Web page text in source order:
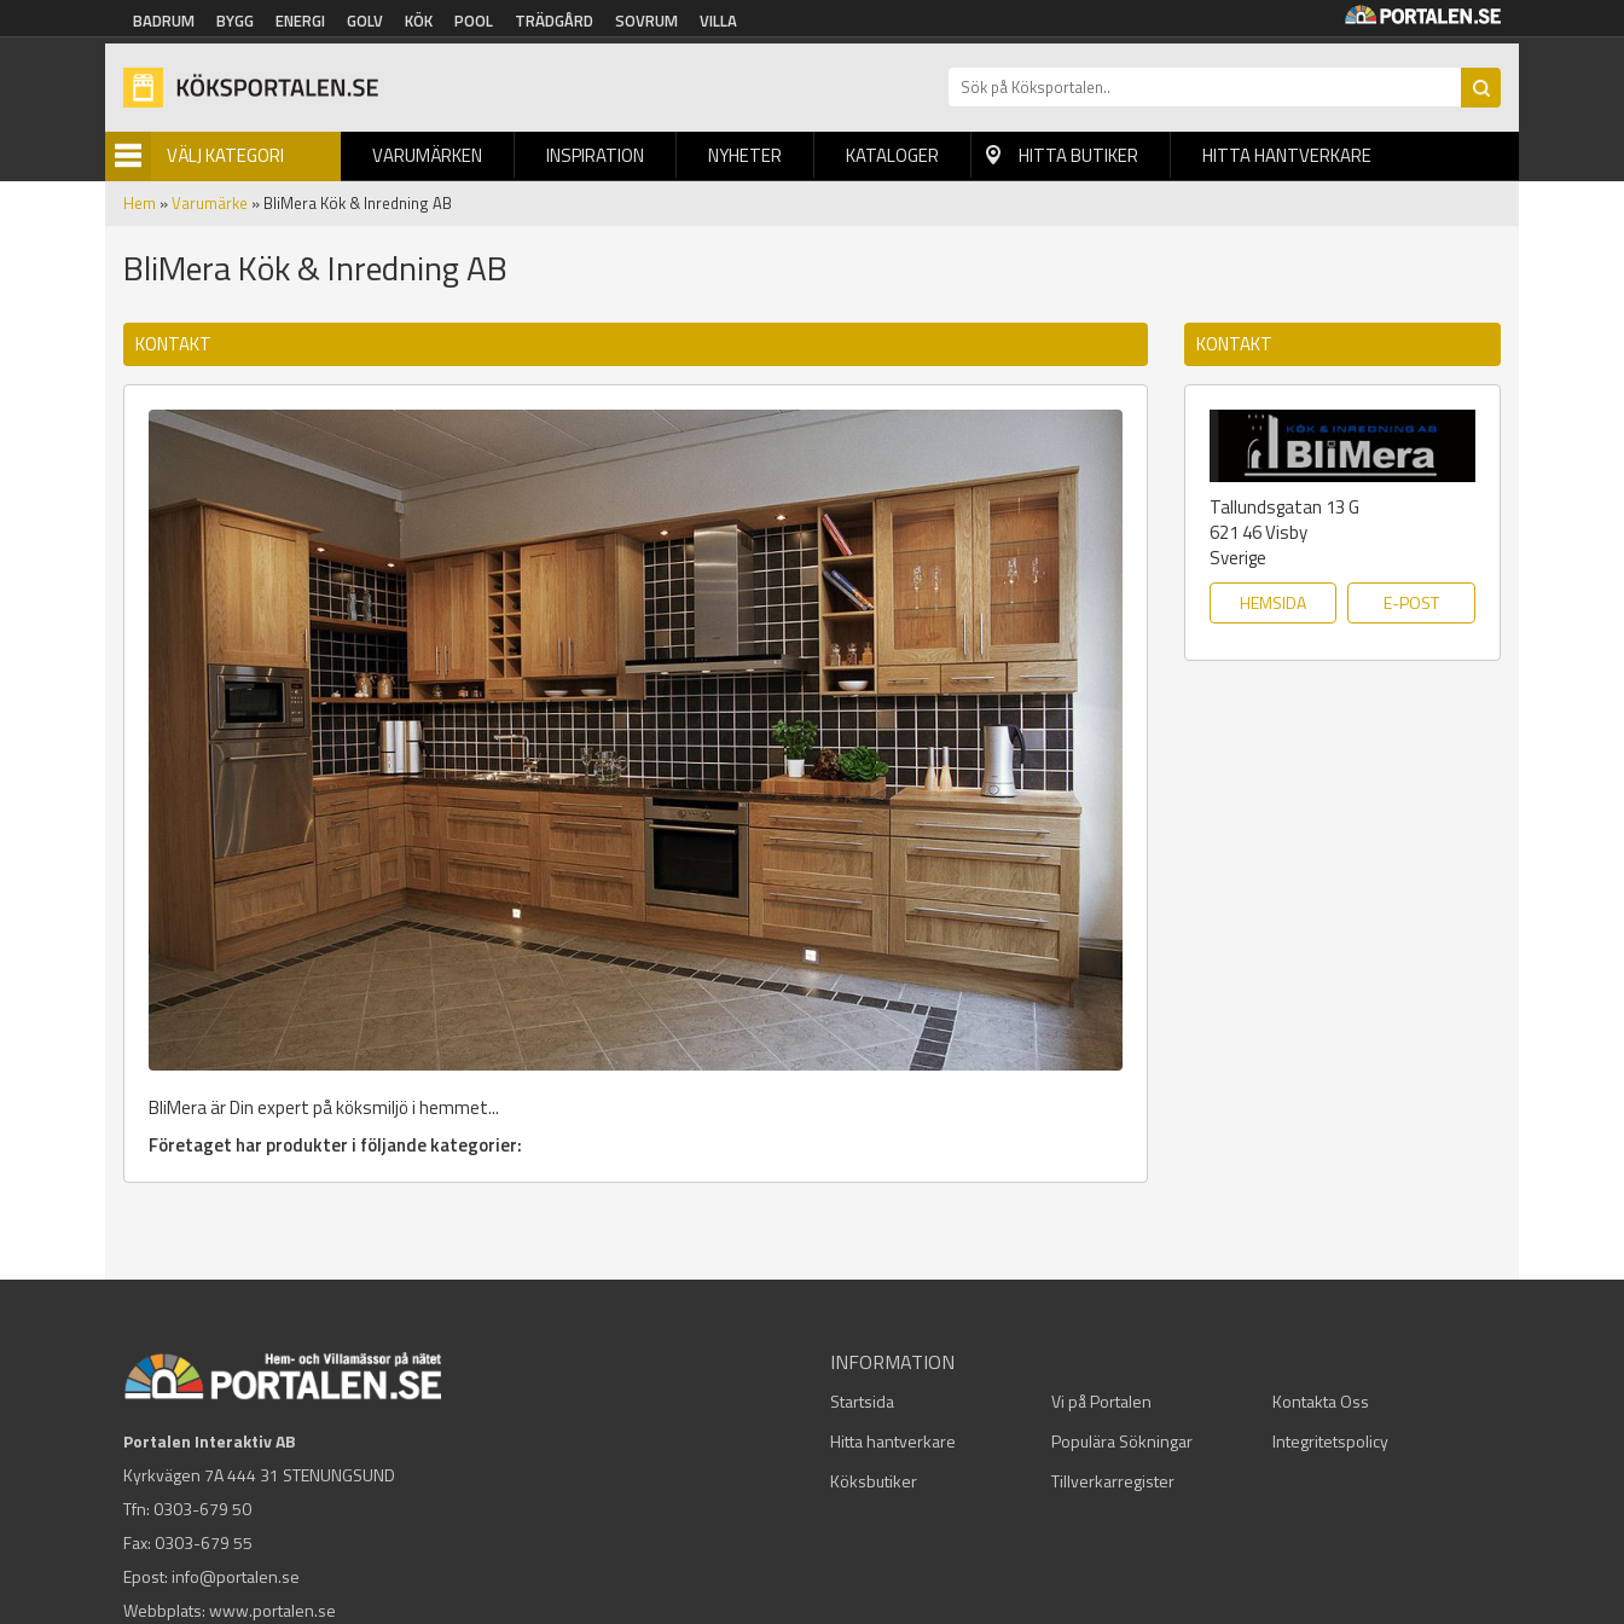
Hoppa till huvudinnehåll
BADRUM BYGG ENERGI GOLV KÖK POOL TRÄDGÅRD SOVRUM VILLA
VÄLJ KATEGORI VARUMÄRKEN INSPIRATION NYHETER
BILDGALLERI KATALOGER HITTA BUTIKER HITTA HANTVERKARE
Hem »Varumärke » BliMera Kök & Inredning AB
BliMera Kök & Inredning AB
KONTAKT
BliMera är Din expert på köksmiljö i hemmet...
Företaget har produkter i följande kategorier:
KONTAKT
Tallundsgatan 13 G
621 46Visby
Sverige
HEMSIDA E-POST
Portalen Interaktiv AB
Kyrkvägen 7A 444 31 STENUNGSUND
Tfn: 0303-679 50
Fax: 0303-679 55
Epost: info@portalen.se
Webbplats: www.portalen.se
INFORMATION
Startsida Vi på Portalen
Kontakta Oss
Hitta hantverkare
Populära Sökningar
Integritetspolicy
Köksbutiker
Tillverkarregister